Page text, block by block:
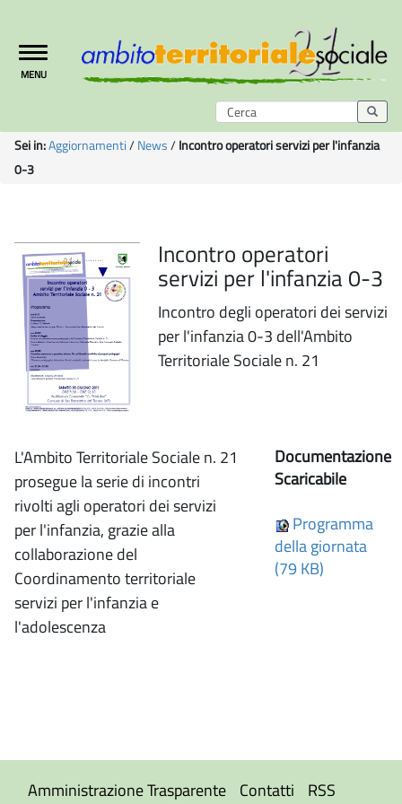
Toggle
navigation
MENU
Sei in:Aggiornamenti/News/Incontro operatori servizi per l'infanzia
0-3
Incontro operatori
servizi per l'infanzia 0-3
Incontro degli operatori dei servizi
per l'infanzia 0-3 dell'Ambito
Territoriale Sociale n. 21
L'Ambito Territoriale Sociale n. 21
prosegue la serie di incontri
rivolti agli operatori dei servizi
per l'infanzia, grazie alla
collaborazione del
Coordinamento territoriale
servizi per l'infanzia e
l'adolescenza
Documentazione
Scaricabile
Programma
della giornata
(79 KB)
Amministrazione Trasparente Contatti
RSS